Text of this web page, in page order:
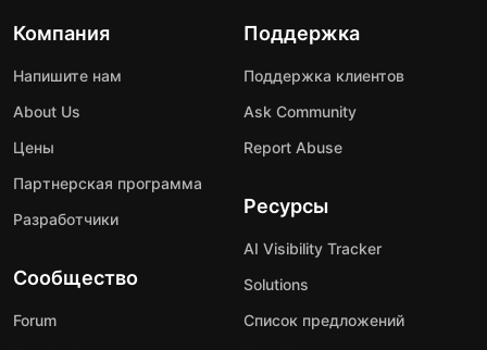
Компания
Напишите нам
About Us
Цены
Партнерская программа
Разработчики
Сообщество
Forum
Поддержка
Поддержка клиентов
Ask Community
Report Abuse
Ресурсы
AI Visibility Tracker
Solutions
Список предложений